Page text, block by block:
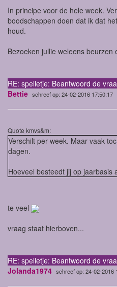
In principe voor de hele week.
boodschappen doen dat ik dat
houd.
Bezoeken jullie weleens beurzen
RE: spelletje: Beantwoord de
Bettie schreef op: 24-02-2016 17:50:17
Quote kmvs&m:
Verschilt per week. Maar vaak
dagen.
Hoeveel besteedt jij op jaarbasis
te veel
vraag staat hierboven...
RE: spelletje: Beantwoord de
Jolanda1974 schreef op: 24-02-2016